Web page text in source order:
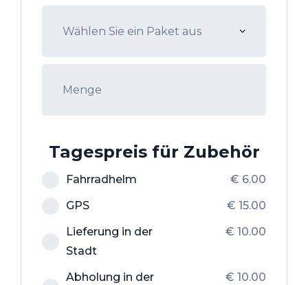
Tagespreis für Zubehör
Fahrradhelm € 6.00
GPS
€ 15.00
Lieferung in der
Stadt
€ 10.00
Abholung in der
€ 10.00